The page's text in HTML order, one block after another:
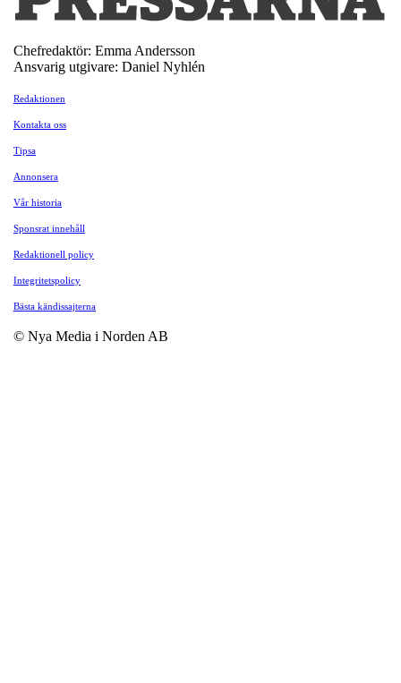
Chefredaktör: Emma Andersson
Ansvarig utgivare: Daniel Nyhlén
Redaktionen
Kontakta oss
Tipsa
Annonsera
Vår historia
Sponsrat innehåll
Redaktionell policy
Integritetspolicy
Bästa kändissajterna
© Nya Media i Norden AB